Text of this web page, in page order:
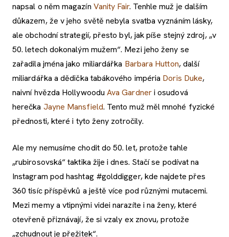
napsal o něm magazín Vanity Fair. Tenhle muž je dalším
důkazem, že v jeho světě nebyla svatba vyznáním lásky,
ale obchodní strategií, přesto byl, jak píše stejný zdroj, „v
50. letech dokonalým mužem“. Mezi jeho ženy se
zařadila jména jako miliardářka Barbara Hutton, další
miliardářka a dědička tabákového impéria Doris Duke,
naivní hvězda HollywooduAva Gardneri osudová
herečka Jayne Mansfield. Tento muž měl mnohé fyzické
přednosti, které i tyto ženy zotročily.
Ale my nemusíme chodit do 50. let, protože tahle
„rubirosovská“ taktika žije i dnes. Stačí se podívat na
Instagram pod hashtag #golddigger, kde najdete přes
360 tisíc příspěvků a ještě více pod různými mutacemi.
Mezi memy a vtipnými videi narazíte i na ženy, které
otevřeně přiznávají, že si vzaly ex znovu, protože
„zchudnout je přežitek“.